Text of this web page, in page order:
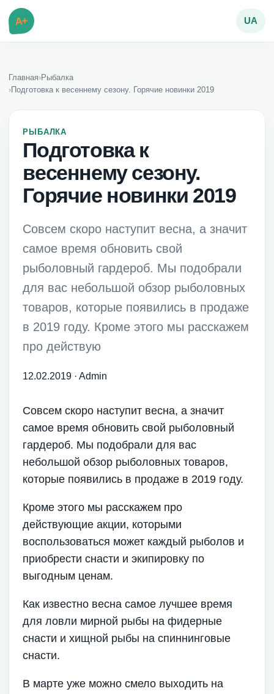
A+ UA
Главная›Рыбалка
›Подготовка к весеннему сезону. Горячие новинки 2019
РЫБАЛКА
Подготовка к
весеннему сезону.
Горячие новинки 2019
Совсем скоро наступит весна, а значит
самое время обновить свой
рыболовный гардероб. Мы подобрали
для вас небольшой обзор рыболовных
товаров, которые появились в продаже
в 2019 году. Кроме этого мы расскажем
про действую
12.02.2019 ·Admin
Совсем скоро наступит весна, а значит
самое время обновить свой рыболовный
гардероб. Мы подобрали для вас
небольшой обзор рыболовных товаров,
которые появились в продаже в 2019 году.
Кроме этого мы расскажем про
действующие акции, которыми
воспользоваться может каждый рыболов и
приобрести снасти и экипировку по
выгодным ценам.
Как известно весна самое лучшее время
для ловли мирной рыбы на фидерные
снасти и хищной рыбы на спиннинговые
снасти.
В марте уже можно смело выходить на